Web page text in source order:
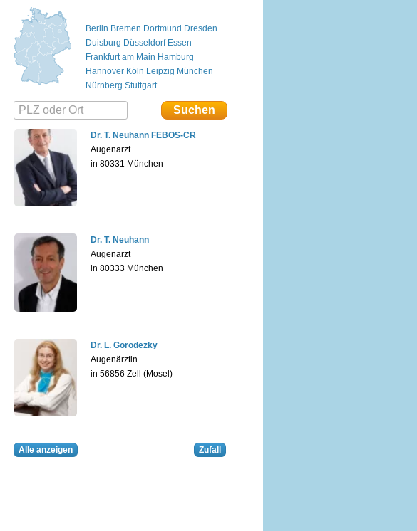
Berlin Bremen Dortmund Dresden
Duisburg Düsseldorf Essen
Frankfurt am Main Hamburg
Hannover Köln Leipzig München
Nürnberg Stuttgart
Dr. T. Neuhann FEBOS-CR
Augenarzt
in 80331 München
Dr. T. Neuhann
Augenarzt
in 80333 München
Dr. L. Gorodezky
Augenärztin
in 56856 Zell (Mosel)
Alle anzeigen Zufall